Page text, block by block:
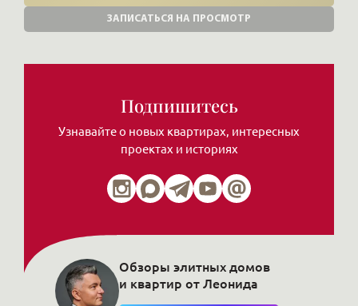
ЗАПИСАТЬСЯ НА ПРОСМОТР
Подпишитесь
Узнавайте о новых квартирах, интересных
проектах и историях
Обзоры элитных домов
и квартир от Леонида